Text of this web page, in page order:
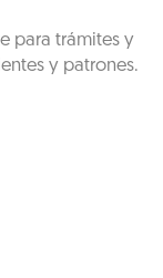
para trámites y
y patrones.